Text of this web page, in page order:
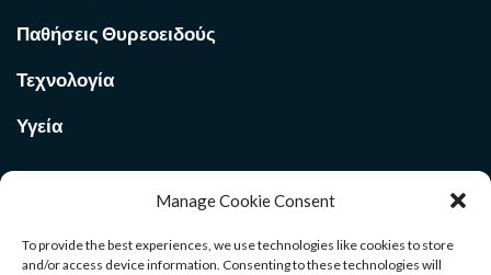
Manage Cookie Consent
To provide the best experiences, we use technologies like cookies to store
and/or access device information. Consenting to these technologies will
Παθήσεις Θυρεοειδούς
Τεχνολογία
Υγεία
Ποιοι Είμαστε στοMed Voi
365